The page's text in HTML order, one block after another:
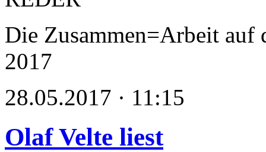
Die Zusammen=Arbeit auf
2017
28.05.2017 · 11:15
Olaf Velte liest